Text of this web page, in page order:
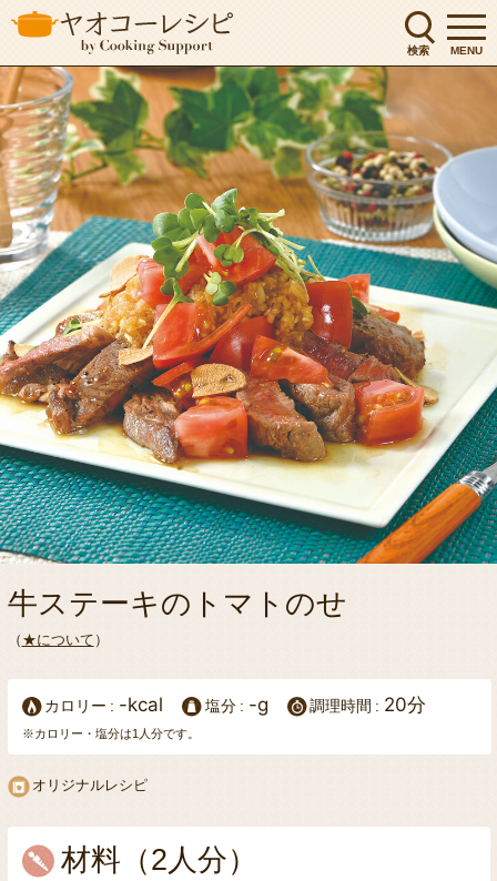
検索 MENU
牛ステーキのトマトのせ
（ ★について ）
カロリー -kcal 塩分 -g 調理時間 20分
※カロリー・塩分は1人分です。
オリジナルレシピ
材料（2人分）